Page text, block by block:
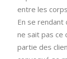
entre les
En se
ne sait pas ce
partie des